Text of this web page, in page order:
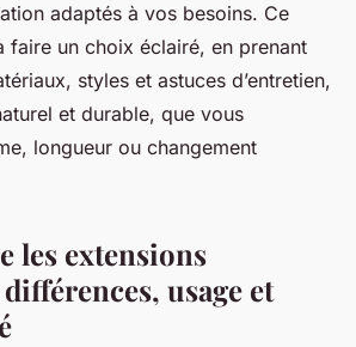
adaptés à vos besoins. Ce
faire un choix éclairé, en prenant
styles et astuces d’entretien,
et durable, que vous
longueur ou changement
les extensions
usage et